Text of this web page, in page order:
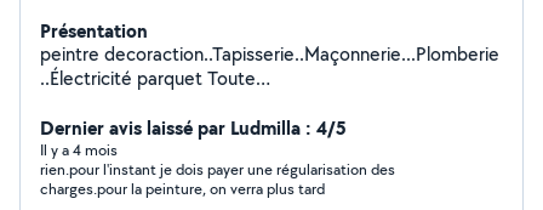
Présentation
peintre decoraction..Tapisserie..Maçonnerie...Plomberie
..Électricité parquet Toute
...............................................................................................
Dernier avis laissé par Ludmilla : 4/5
Il y a 4 mois
rien.pour l'instant je dois payer une régularisation des
charges.pour la peinture, on verra plus tard